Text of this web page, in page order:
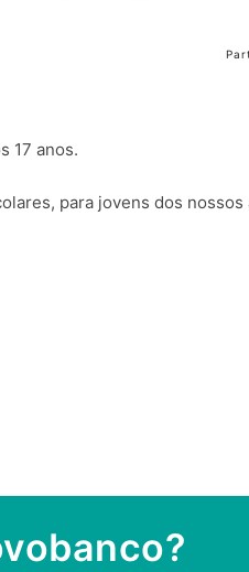
17 anos.
para jovens dos nossos